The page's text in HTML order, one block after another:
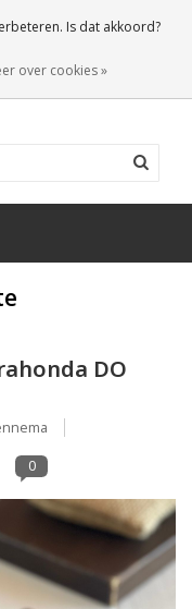
0 Artikelen
DO
0
Is dat akkoord?
over cookies »